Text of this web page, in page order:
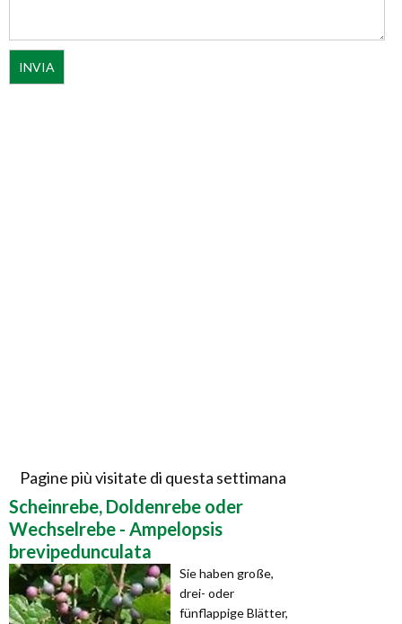
Pagine più visitate di questa settimana
Scheinrebe, Doldenrebe oder
Wechselrebe - Ampelopsis
brevipedunculata
Sie haben große,
drei- oder
fünflappige Blätter,